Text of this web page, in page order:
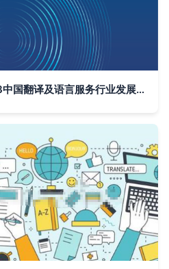
中国翻译协会发布《2023中国翻译及语言服务行业发展报告》和《2023全球翻译及语言服务行业发展报告》